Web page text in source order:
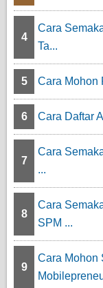
4
Cara
Ta...
5 Cara Mohon
6 Cara Daftar
7
Cara
...
8
Cara
SPM ...
9
Cara Mohon